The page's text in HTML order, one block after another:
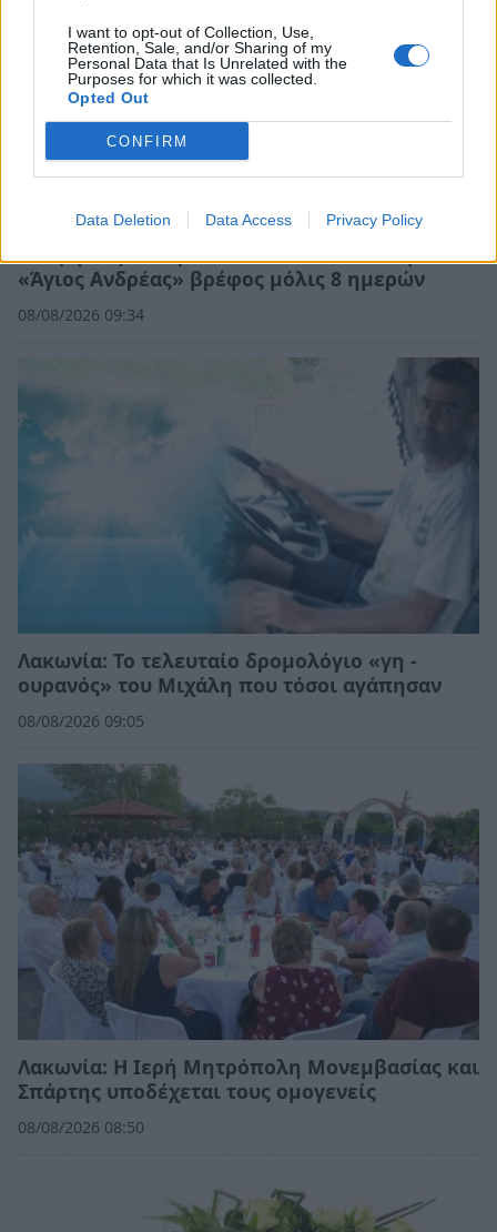
I want to opt-out of Collection, Use,
Retention, Sale, and/or Sharing of my
Personal Data that Is Unrelated with the
Purposes for which it was collected.
Opted Out
CONFIRM
Data Deletion Data Access Privacy Policy
Θλίψη στην Πάτρα: Πέθανε στο Νοσοκομείο
«Άγιος Ανδρέας» βρέφος μόλις 8 ημερών
08/08/2026 09:34
Λακωνία: Το τελευταίο δρομολόγιο «γη -
ουρανός» του Μιχάλη που τόσοι αγάπησαν
08/08/2026 09:05
Λακωνία: Η Ιερή Μητρόπολη Μονεμβασίας και
Σπάρτης υποδέχεται τους ομογενείς
08/08/2026 08:50